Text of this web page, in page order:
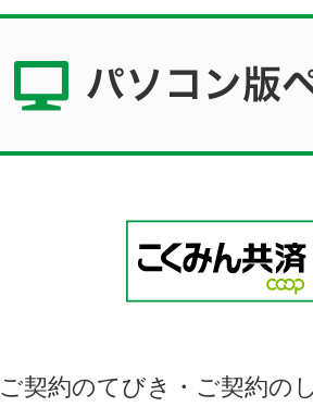
ご契約のてびき・ご契約の